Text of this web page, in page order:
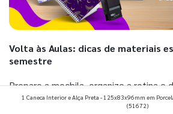
Volta às Aulas: dicas de materiais
semestre
Prepare a mochila, organize a rotina e
que fazem toda diferença para
1 Caneca Interior e Alça Preta - 125x83x96mm em
(51672)